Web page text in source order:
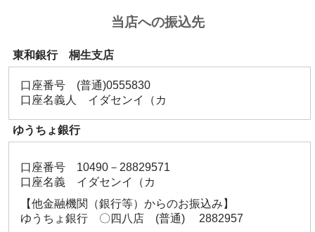
当店への振込先
東和銀行 桐生支店
口座番号 (普通)0555830
口座名義人 イダセンイ（カ
ゆうちょ銀行
口座番号 10490－28829571
口座名義 イダセンイ（カ
【他金融機関（銀行等）からのお振込み】
ゆうちょ銀行 〇四八店 (普通) 2882957